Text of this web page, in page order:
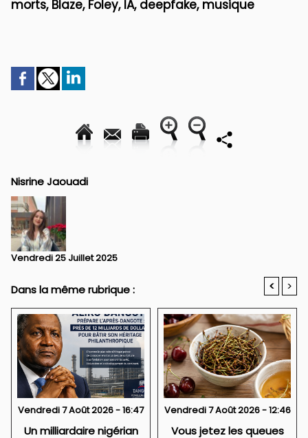
morts, Blaze, Foley, IA, deepfake, musique
Nisrine Jaouadi
Vendredi 25 Juillet 2025
Dans la même rubrique : < >
Vendredi 7 Août 2026 - 16:47
Un milliardaire nigérian
Vendredi 7 Août 2026 - 12:46
Vous jetez les queues